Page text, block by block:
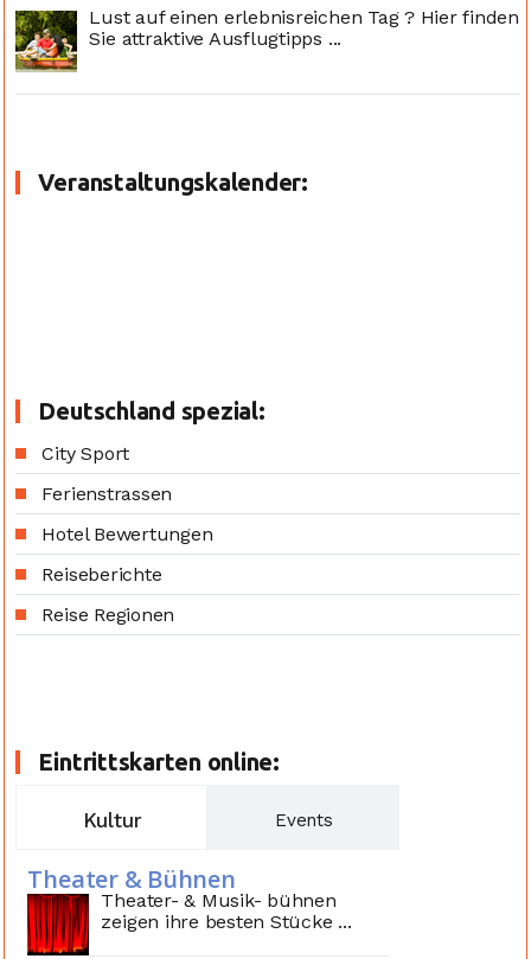
Lust auf einen erlebnisreichen Tag ? Hier finden
Sie attraktive Ausflugtipps ...
Veranstaltungskalender:
Deutschland spezial:
City Sport
Ferienstrassen
Hotel Bewertungen
Reiseberichte
Reise Regionen
Eintrittskarten online:
Kultur Events
Theater & Bühnen
Theater- & Musik- bühnen
zeigen ihre besten Stücke ...